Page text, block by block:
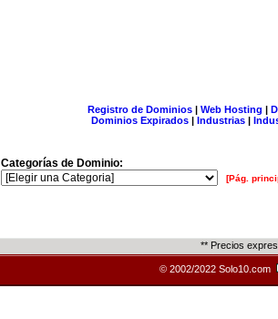
Registro de Dominios| Web Hosting |
Dominios Expirados | Industrias |
Categorías de Dominio:
[Pág.
** Precios
© 2002/2022 Solo10.com